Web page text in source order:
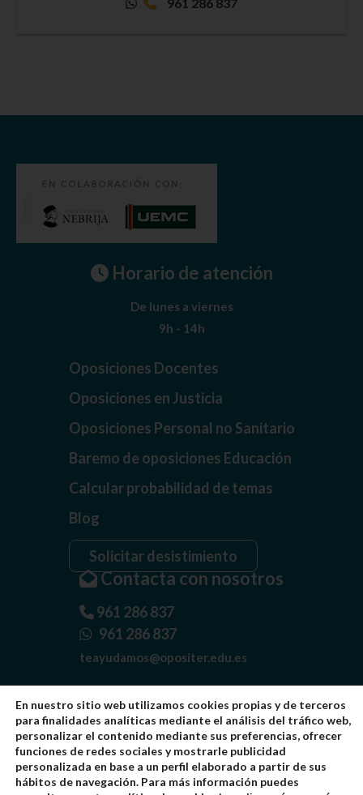
961 286 837
Horario de atención
De lunes a viernes
9h - 14h
Oposiciones Docentes
Oposiciones en Justicia
Oposiciones Personal no Sanitario
Baremo de oposiciones Educación
Calcular probabilidad de temas
Blog
Solicitar desistimiento
Contacta con nosotros
961 286 837
961 286 837
teayudamos@opositer.edu.es
Quiénes somos
En nuestro sitio web utilizamos cookies propias y de terceros
para finalidades analíticas mediante el análisis del tráfico web,
personalizar el contenido mediante sus preferencias, ofrecer
funciones de redes sociales y mostrarle publicidad
personalizada en base a un perfil elaborado a partir de sus
hábitos de navegación. Para más información puedes